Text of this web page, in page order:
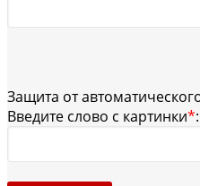
Защита от
Введите слово с картинки*: